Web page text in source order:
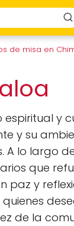
de misa en
y
y su
A lo largo
que
y
de la